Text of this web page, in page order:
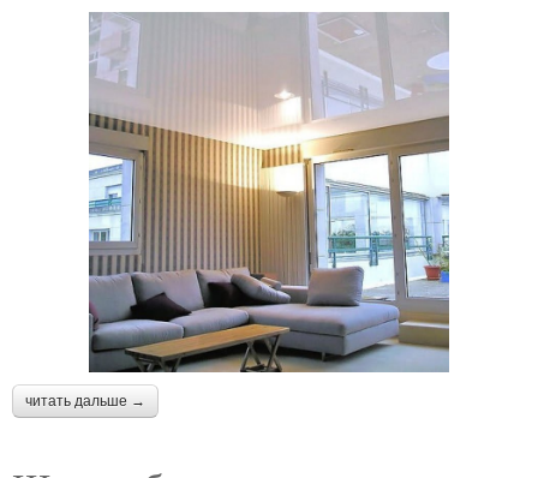
читать дальше →